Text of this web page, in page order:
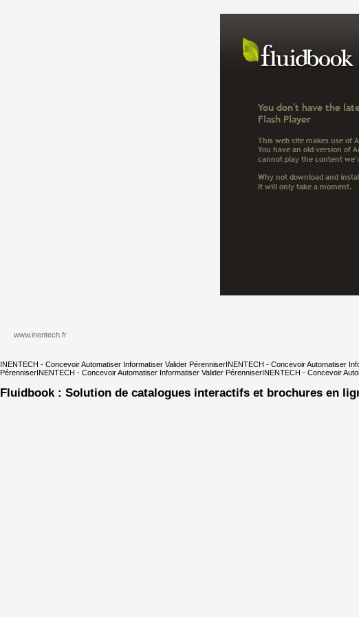
www.inentech.fr
INENTECH - Concevoir Automatiser Informatiser Valider PérenniserINENTECH - Concevoir Automatiser
PérenniserINENTECH - Concevoir Automatiser Informatiser Valider PérenniserINENTECH - Concevoir
Fluidbook : Solution de catalogues interactifs et brochures en